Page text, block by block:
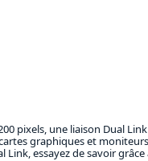
pixels, une liaison Dual
graphiques et
essayez de savoir